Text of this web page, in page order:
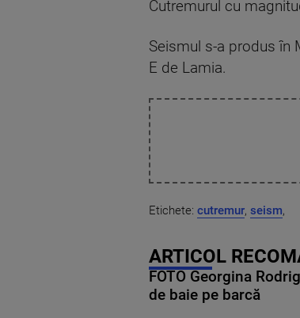
Cutremurul cu
Seismul s-a produs în
E de Lamia.
Etichete: cutremur, seism,
ARTICOL
FOTO Georgina
de baie pe barcă